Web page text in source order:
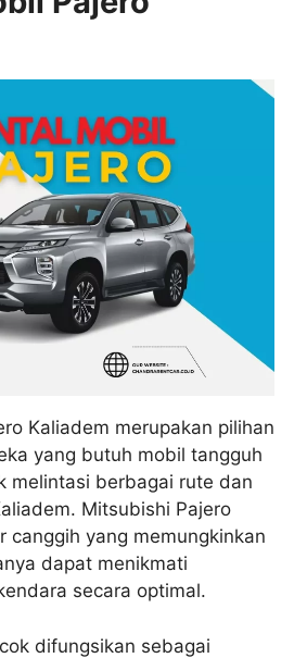
Kaliadem merupakan pilihan
yang butuh mobil tangguh
melintasi berbagai rute dan
Mitsubishi Pajero
canggih yang memungkinkan
dapat menikmati
secara optimal.
difungsikan sebagai